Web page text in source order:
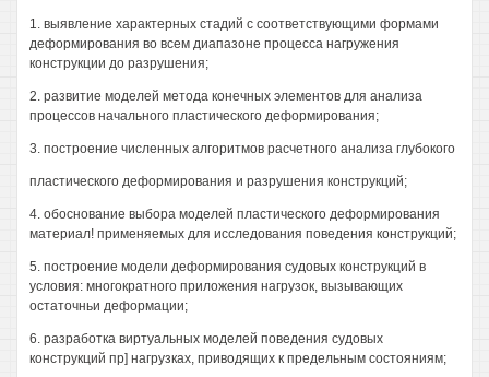
1. выявление характерных стадий с соответствующими формами
деформирования во всем диапазоне процесса нагружения
конструкции до разрушения;
2. развитие моделей метода конечных элементов для анализа
процессов начального пластического деформирования;
3. построение численных алгоритмов расчетного анализа глубокого
пластического деформирования и разрушения конструкций;
4. обоснование выбора моделей пластического деформирования
материал! применяемых для исследования поведения конструкций;
5. построение модели деформирования судовых конструкций в
условия: многократного приложения нагрузок, вызывающих
остаточньи деформации;
6. разработка виртуальных моделей поведения судовых
конструкций пр] нагрузках, приводящих к предельным состояниям;